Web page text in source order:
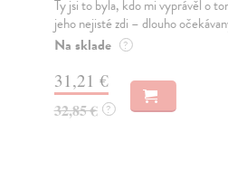
Ty jsi to byla, kdo mi vyprávěl o
jeho nejisté zdi – dlouho
Na sklade ?
31,21 €
32,85 € ?